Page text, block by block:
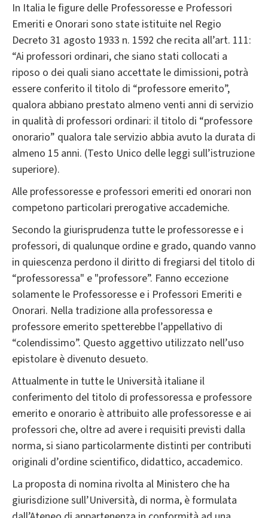
In Italia le figure delle Professoresse e Professori
Emeriti e Onorari sono state istituite nel Regio
Decreto 31 agosto 1933 n. 1592 che recita all’art. 111:
“Ai professori ordinari, che siano stati collocati a
riposo o dei quali siano accettate le dimissioni, potrà
essere conferito il titolo di “professore emerito”,
qualora abbiano prestato almeno venti anni di servizio
in qualità di professori ordinari: il titolo di “professore
onorario” qualora tale servizio abbia avuto la durata di
almeno 15 anni. (Testo Unico delle leggi sull’istruzione
superiore).
Alle professoresse e professori emeriti ed onorari non
competono particolari prerogative accademiche.
Secondo la giurisprudenza tutte le professoresse e i
professori, di qualunque ordine e grado, quando vanno
in quiescenza perdono il diritto di fregiarsi del titolo di
“professoressa" e "professore”. Fanno eccezione
solamente le Professoresse e i Professori Emeriti e
Onorari. Nella tradizione alla professoressa e
professore emerito spetterebbe l’appellativo di
“colendissimo”. Questo aggettivo utilizzato nell’uso
epistolare è divenuto desueto.
Attualmente in tutte le Università italiane il
conferimento del titolo di professoressa e professore
emerito e onorario è attribuito alle professoresse e ai
professori che, oltre ad avere i requisiti previsti dalla
norma, si siano particolarmente distinti per contributi
originali d’ordine scientifico, didattico, accademico.
La proposta di nomina rivolta al Ministero che ha
giurisdizione sull’Università, di norma, è formulata